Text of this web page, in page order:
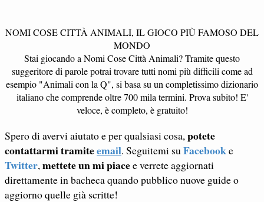
NOMI COSE CITTÀ ANIMALI, IL GIOCO PIÙ FAMOSO DEL
MONDO
Stai giocando a Nomi Cose Città Animali? Tramite questo
suggeritore di parole potrai trovare tutti nomi più difficili come ad
esempio "Animali con la Q", si basa su un completissimo dizionario
italiano che comprende oltre 700 mila termini. Prova subito! E'
veloce, è completo, è gratuito!
Spero di avervi aiutato e per qualsiasi cosa, potete
contattarmi tramiteemail. Seguitemi su Facebooke
Twitter, mettete un mi piacee verrete aggiornati
direttamente in bacheca quando pubblico nuove guide o
aggiorno quelle già scritte!